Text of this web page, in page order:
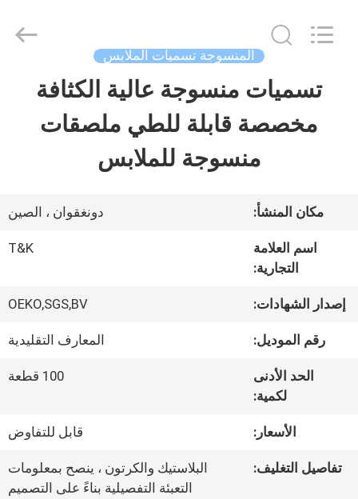
منزل
حول
جولة
المعمل
الجودة
Garment
Accessories
المنسوجة تسميات الملابس
تسميات منسوجة عالية الكثافة
مخصصة قابلة للطي ملصقات
منسوجة للملابس
مكان المنشأ: دونغقوان ، الصين
اسم العلامة
التجارية:
T&K
إصدار الشهادات: OEKO,SGS,BV
رقم الموديل: المعارف التقليدية
الحد الأدنى
لكمية:
100 قطعة
الأسعار: قابل للتفاوض
تفاصيل التغليف:
البلاستيك والكرتون ، ينصح بمعلومات
التعبئة التفصيلية بناءً على التصميم